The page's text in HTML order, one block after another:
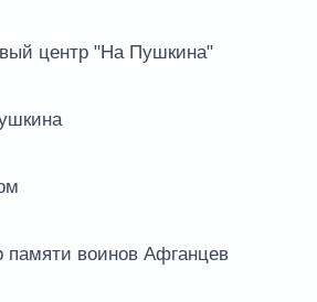
центр "На Пушкина"
памяти воинов Афганцев